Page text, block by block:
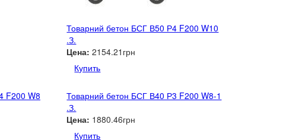
Товарний бетон БСГ В50 Р4 F200 W10
.З.
Цена: 2154.21грн
Купить
F200 W8
Товарний бетон БСГ В40 Р3 F200 W8-1
.З.
Цена: 1880.46грн
Купить